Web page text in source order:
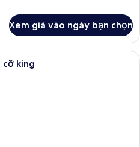
Xem giá vào ngày bạn chọn
Phòng Suite Deluxe, 1 giường cỡ
cỡ king